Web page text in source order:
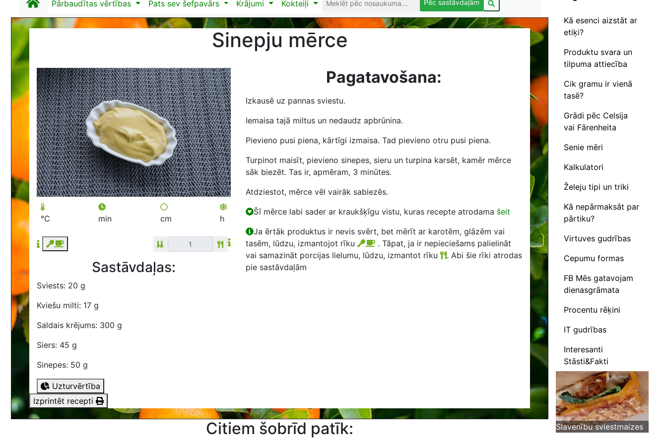
Pārbaudītas vērtības Pats sev šefpavārs Krājumi Kokteiļi Pēc sastāvdaļām
Sinepju mērce
°C min cm h
Sastāvdaļas:
Sviests: 20 g
Kviešu milti: 17 g
Saldais krējums: 300 g
Siers: 45 g
Sinepes: 50 g
Uzturvērtība
Pagatavošana:
Izkausē uz pannas sviestu.
Iemaisa tajā miltus un nedaudz apbrūnina.
Pievieno pusi piena, kārtīgi izmaisa. Tad pievieno otru pusi piena.
Turpinot maisīt, pievieno sinepes, sieru un turpina karsēt, kamēr mērce
sāk biezēt. Tas ir, apmēram, 3 minūtes.
Atdziestot, mērce vēl vairāk sabiezēs.
Šī mērce labi sader ar kraukšķīgu vistu, kuras recepte atrodama šeit
Ja ērtāk produktus ir nevis svērt, bet mērīt ar karotēm, glāzēm vai
tasēm, lūdzu, izmantojot rīku
. Tāpat, ja ir nepieciešams palielināt
vai samazināt porcijas lielumu, lūdzu, izmantot rīku
. Abi šie rīki atrodas
pie sastāvdaļām
Izprintēt recepti
Citiem šobrīd patīk:
Kā esenci aizstāt ar
etiķi?
Produktu svara un
tilpuma attiecība
Cik gramu ir vienā
tasē?
Grādi pēc Celsija
vai Fārenheita
Senie mēri
Kalkulatori
Želeju tipi un triki
Kā nepārmaksāt par
pārtiku?
Virtuves gudrības
Cepumu formas
FB Mēs gatavojam
dienasgrāmata
Procentu rēķini
IT gudrības
Interesanti
Stāsti&Fakti
Slavenību sviestmaizes